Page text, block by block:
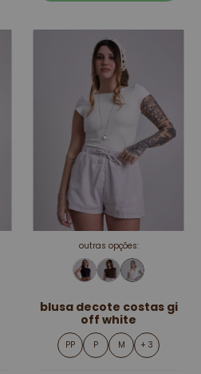
outras opções:
blusa decote costas gi
off white
PP P M + 3